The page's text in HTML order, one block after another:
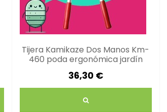
Tijera Kamikaze Dos Manos Km-
460 poda ergonómica jardín
36,30 €